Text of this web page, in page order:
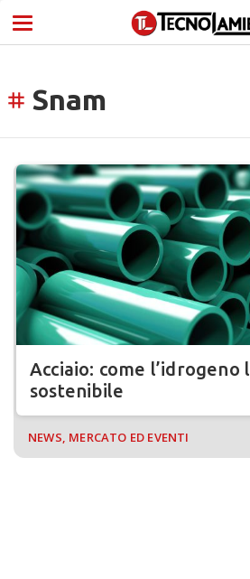
tag Snam
Acciaio: come l’idrogeno
sostenibile
NEWS, MERCATO ED EVENTI